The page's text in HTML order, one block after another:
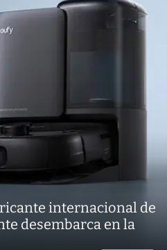
internacional de
desembarca en la